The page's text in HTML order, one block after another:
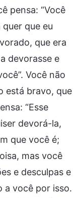
pensa: “Você
que eu
que era
devorasse e
Você não
está bravo, que
“Esse
devorá-la,
que você é;
mas você
e desculpas e
a você por isso.